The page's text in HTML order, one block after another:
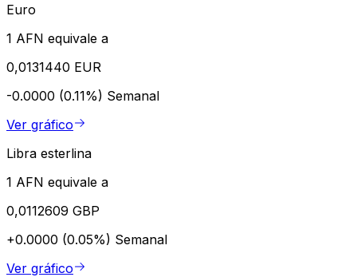
Euro
1 AFN equivale a
0,0131440 EUR
-0.0000 (0.11%) Semanal
Ver gráfico
Libra esterlina
1 AFN equivale a
0,0112609 GBP
+0.0000 (0.05%) Semanal
Ver gráfico